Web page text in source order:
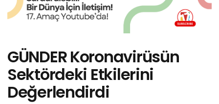
GÜNDER Koronavirüsün
Sektördeki Etkilerini
Değerlendirdi